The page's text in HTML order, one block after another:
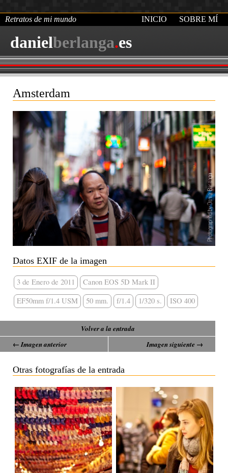
danielberlanga.es
Retratos de mi mundo INICIO SOBRE MÍ
Amsterdam
Datos EXIF de la imagen
3 de Enero de 2011
Canon EOS 5D Mark II
EF50mm f/1.4 USM
50 mm. f/1.4 1/320 s. ISO 400
Volver a la entrada
← Imagen anterior
Imagen siguiente →
Otras fotografías de la entrada